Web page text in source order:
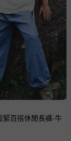
包屁衣、學習
、哺乳衣、托腹
拆封」，或具警
& 退款問題
緊百搭休閒長褲-牛